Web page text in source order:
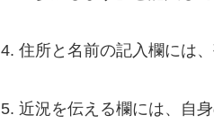
4. 住所と名前の記入欄には
5. 近況を伝える欄には、自